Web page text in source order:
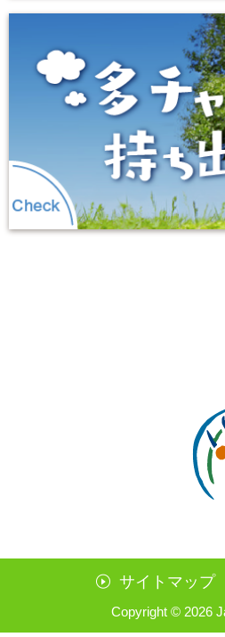
サイトマップ
Copyright © 2026